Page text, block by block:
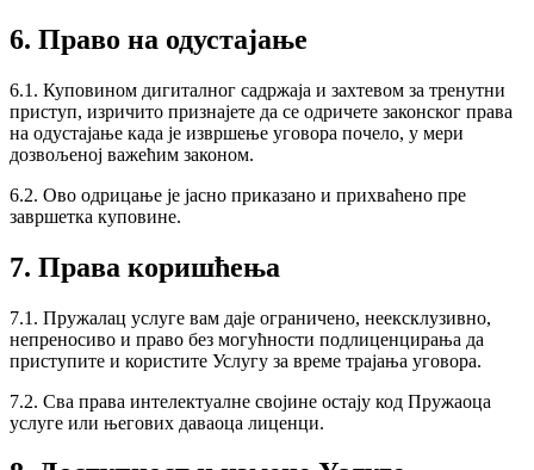
6. Право на одустајање
6.1. Куповином дигиталног садржаја и захтевом за тренутни
приступ, изричито признајете да се одричете законског права
на одустајање када је извршење уговора почело, у мери
дозвољеној важећим законом.
6.2. Ово одрицање је јасно приказано и прихваћено пре
завршетка куповине.
7. Права коришћења
7.1. Пружалац услуге вам даје ограничено, неексклузивно,
непреносиво и право без могућности подлиценцирања да
приступите и користите Услугу за време трајања уговора.
7.2. Сва права интелектуалне својине остају код Пружаоца
услуге или његових даваоца лиценци.